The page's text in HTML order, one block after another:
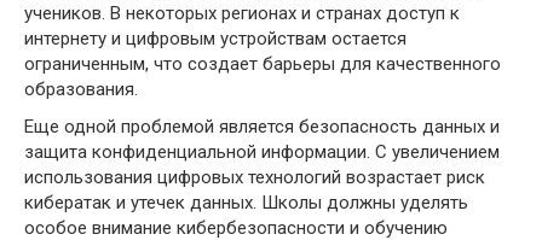
учеников. В некоторых регионах и странах доступ к
интернету и цифровым устройствам остается
ограниченным, что создает барьеры для качественного
образования.
Еще одной проблемой является безопасность данных и
защита конфиденциальной информации. С увеличением
использования цифровых технологий возрастает риск
кибератак и утечек данных. Школы должны уделять
особое внимание кибербезопасности и обучению